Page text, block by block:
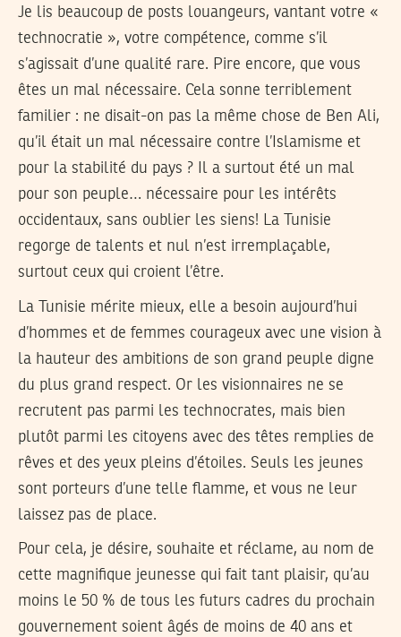
Je lis beaucoup de posts louangeurs, vantant votre «
technocratie », votre compétence, comme s’il
s’agissait d’une qualité rare. Pire encore, que vous
êtes un mal nécessaire. Cela sonne terriblement
familier : ne disait-on pas la même chose de Ben Ali,
qu’il était un mal nécessaire contre l’Islamisme et
pour la stabilité du pays ? Il a surtout été un mal
pour son peuple… nécessaire pour les intérêts
occidentaux, sans oublier les siens! La Tunisie
regorge de talents et nul n’est irremplaçable,
surtout ceux qui croient l’être.
La Tunisie mérite mieux, elle a besoin aujourd’hui
d’hommes et de femmes courageux avec une vision à
la hauteur des ambitions de son grand peuple digne
du plus grand respect. Or les visionnaires ne se
recrutent pas parmi les technocrates, mais bien
plutôt parmi les citoyens avec des têtes remplies de
rêves et des yeux pleins d’étoiles. Seuls les jeunes
sont porteurs d’une telle flamme, et vous ne leur
laissez pas de place.
Pour cela, je désire, souhaite et réclame, au nom de
cette magnifique jeunesse qui fait tant plaisir, qu’au
moins le 50 % de tous les futurs cadres du prochain
gouvernement soient âgés de moins de 40 ans et